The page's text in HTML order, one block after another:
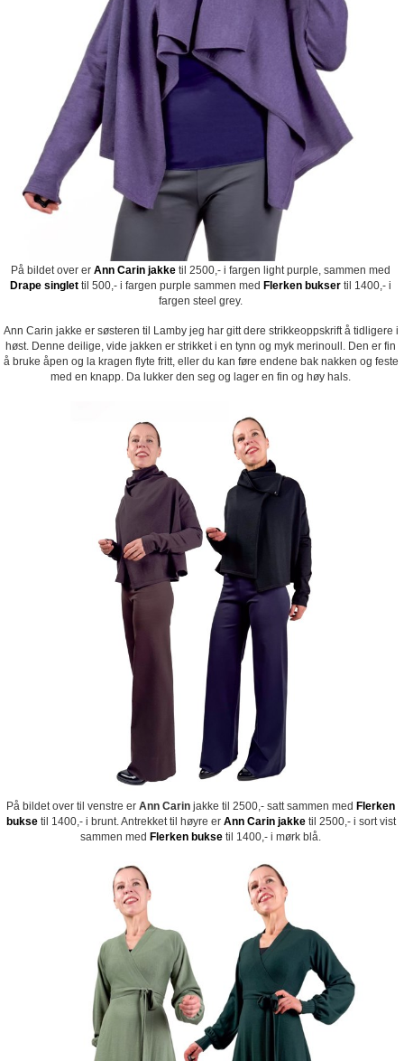
På bildet over er Ann Carin jakke til 2500,- i fargen light purple, sammen med
Drape singlet til 500,- i fargen purple sammen med Flerken bukser til 1400,- i
fargen steel grey.
Ann Carin jakke er søsteren til Lamby jeg har gitt dere strikkeoppskrift å tidligere i
høst. Denne deilige, vide jakken er strikket i en tynn og myk merinoull. Den er fin
å bruke åpen og la kragen flyte fritt, eller du kan føre endene bak nakken og feste
med en knapp. Da lukker den seg og lager en fin og høy hals.
På bildet over til venstre er Ann Carin jakke til 2500,- satt sammen med Flerken
buksetil 1400,- i brunt. Antrekket til høyre er Ann Carin jakketil 2500,- i sort vist
sammen med Flerken bukse til 1400,- i mørk blå.